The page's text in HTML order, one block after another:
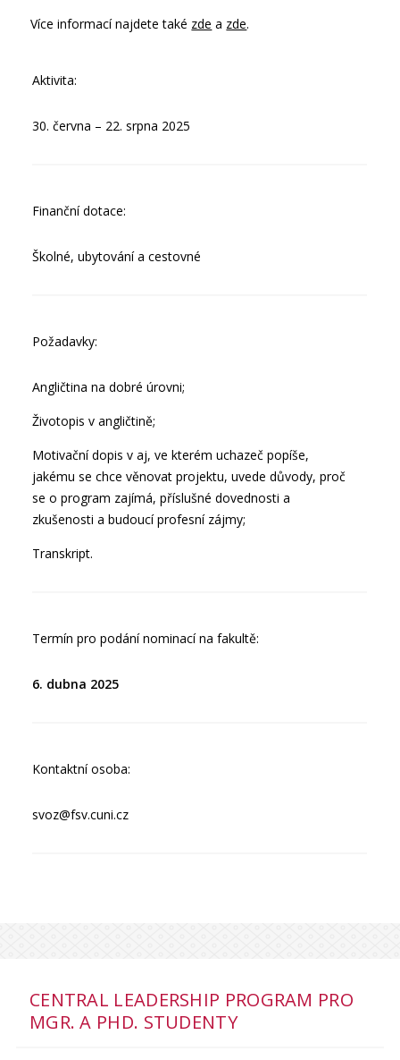
Více informací najdete také zde a zde.
Aktivita:
30. června – 22. srpna 2025
Finanční dotace:
Školné, ubytování a cestovné
Požadavky:
Angličtina na dobré úrovni;
Životopis v angličtině;
Motivační dopis v aj, ve kterém uchazeč popíše,
jakému se chce věnovat projektu, uvede důvody, proč
se o program zajímá, příslušné dovednosti a
zkušenosti a budoucí profesní zájmy;
Transkript.
Termín pro podání nominací na fakultě:
6. dubna 2025
Kontaktní osoba:
svoz@fsv.cuni.cz
CENTRAL LEADERSHIP PROGRAM PRO
MGR. A PHD. STUDENTY